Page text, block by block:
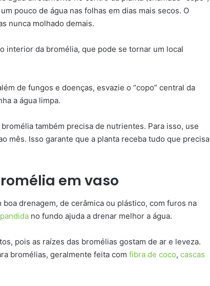
pouco de água nas folhas em dias mais secos. O
nunca molhado demais.
interior da bromélia, que pode se tornar um local
de fungos e doenças, esvazie o “copo” central da
a água limpa.
também precisa de nutrientes. Para isso, use
mês. Isso garante que a planta receba tudo que precisa
em vaso
boa drenagem, de cerâmica ou plástico, com furos na
no fundo ajuda a drenar melhor a água.
pois as raízes das bromélias gostam de ar e leveza.
bromélias, geralmente feita com fibra de coco, cascas